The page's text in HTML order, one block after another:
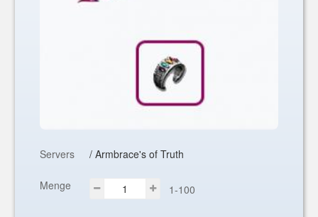
Servers / Armbrace's of Truth
Menge 1-100